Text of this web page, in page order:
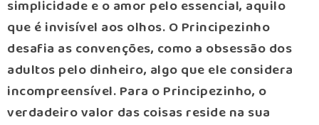
simplicidade e o amor pelo essencial, aquilo
que é invisível aos olhos. O Principezinho
desafia as convenções, como a obsessão dos
adultos pelo dinheiro, algo que ele considera
incompreensível. Para o Principezinho, o
verdadeiro valor das coisas reside na sua